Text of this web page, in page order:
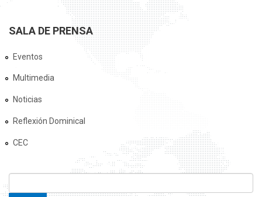
SALA DE PRENSA
Eventos
Multimedia
Noticias
Reflexión Dominical
CEC
FORMULARIO DE BÚSQUEDA